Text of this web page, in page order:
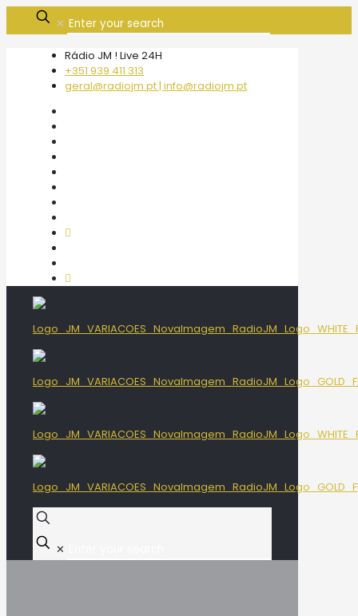
✕
Rádio JM ! Live 24H
+351 939 411 313
geral@radiojm.pt | info@radiojm.pt
✕